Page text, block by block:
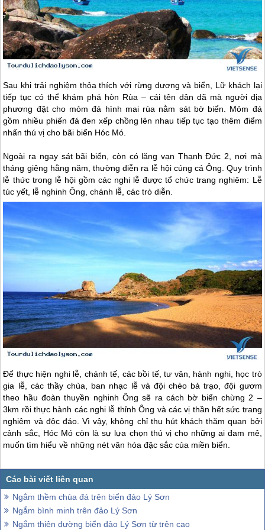
Sau khi trải nghiệm thỏa thích với rừng dương và biển, Lữ khách lại
tiếp tục có thể khám phá hòn Rùa – cái tên dân dã mà người địa
phương đặt cho mỏm đá hình mai rùa nằm sát bờ biển. Mỏm đá
gồm nhiều phiến đá đen xếp chồng lên nhau tiếp tục tạo thêm điểm
nhấn thú vị cho bãi biển Hóc Mó.
Ngoài ra ngay sát bãi biển, còn có lăng vạn Thạnh Đức 2, nơi mà
tháng giêng hằng năm, thường diễn ra lễ hội cúng cá Ông. Quy trình
lễ thức trong lễ hội gồm các nghi lễ được tổ chức trang nghiêm: Lễ
túc yết, lễ nghinh Ông, chánh lễ, các trò diễn.
Để thực hiện nghi lễ, chánh tế, các bồi tế, tư văn, hành nghi, học trò
gia lễ, các thầy chùa, ban nhạc lễ và đội chèo bả trạo, đội gươm
theo hầu đoàn thuyền nghinh Ông sẽ ra cách bờ biển chừng 2 –
3km rồi thực hành các nghi lễ thỉnh Ông và các vị thần hết sức trang
nghiêm và độc đáo. Vì vậy, không chỉ thu hút khách thăm quan bởi
cảnh sắc, Hóc Mó còn là sự lựa chọn thú vị cho những ai đam mê,
muốn tìm hiểu về những nét văn hóa đặc sắc của miền biển.
Ngắm thềm chùa đá trên biển đảo Lý Sơn
Ngắm bình minh trên đảo Lý Sơn
Ngắm thiên đường biển đảo Lý Sơn từ trên cao